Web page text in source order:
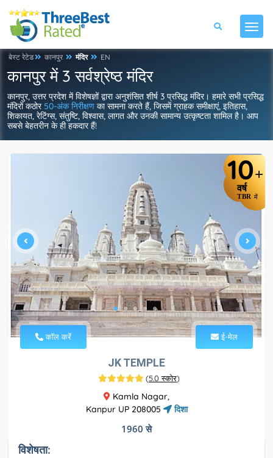
बेस्ट रेटेड कानपुर मंदिर EN
कानपुर में 3 सर्वश्रेष्ठ मंदिर
कानपुर, उत्तर प्रदेश में विशेषज्ञों द्वारा अनुशंसित शीर्ष 3 प्रसिद्ध मंदिर। हमारे सभी प्रसिद्ध
मंदिरों कठोर 50-अंक निरीक्षण का सामना करते हैं, जिसमें ग्राहक समीक्षाएं, इतिहास,
शिकायत, रेटिंग्स, संतुष्टि, विश्वास, लागत और उनकी सामान्य उत्कृष्टता शामिल है। आप
सबसे बेहतरीन के ही हकदार हैं!
10+
वर्ष
TBR में
कॉल करें ई-मेल
JK TEMPLE
(5.0 स्कोर)
Kamla Nagar,
Kanpur UP 208005
दिशा
1960 से
विशेषता: